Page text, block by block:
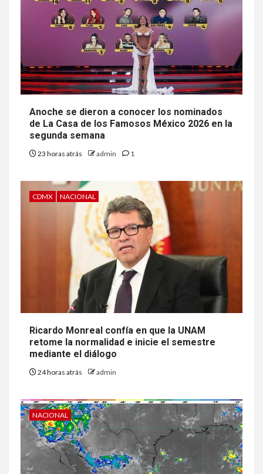
Anoche se dieron a conocer los nominados
de La Casa de los Famosos México 2026 en la
segunda semana
23 horas atrás admin 1
CDMX NACIONAL
Ricardo Monreal confía en que la UNAM
retome la normalidad e inicie el semestre
mediante el diálogo
24 horas atrás admin
NACIONAL